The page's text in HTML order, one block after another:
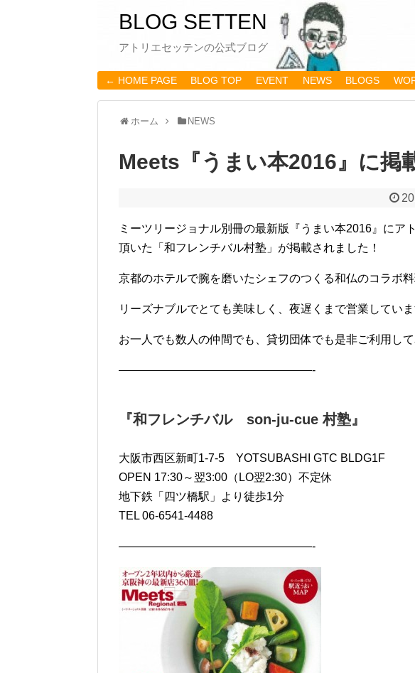
BLOG SETTEN
アトリエセッテンの公式ブログ
← HOME PAGE BLOG TOP EVENT NEWS BLOGS
ホーム NEWS
Meets『うまい本2016』に掲
ミーツリージョナル別冊の最新版『うまい本2016』にア
頂いた「和フレンチバル村塾」が掲載されました！
京都のホテルで腕を磨いたシェフのつくる和仏のコラボ
リーズナブルでとても美味しく、夜遅くまで営業してい
お一人でも数人の仲間でも、貸切団体でも是非ご利用し
—————————————————-
『和フレンチバル son-ju-cue 村塾』
大阪市西区新町1-7-5 YOTSUBASHI GTC BLDG1F
OPEN 17:30～翌3:00（LO翌2:30）不定休
地下鉄「四ツ橋駅」より徒歩1分
TEL 06-6541-4488
—————————————————-